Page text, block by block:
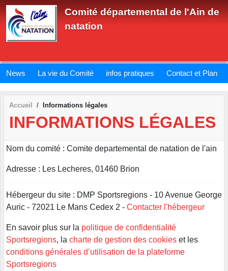
Comité départemental de l'Ain de
natation
News La vie du Comité infos pratiques Contact et Plan
Accueil Informations légales
INFORMATIONS LÉGALES
Nom du comité : Comite departemental de natation de l'ain
Adresse : Les Lecheres, 01460 Brion
Hébergeur du site : DMP Sportsregions - 10 Avenue George
Auric - 72021 Le Mans Cedex 2 - Contacter l'hébergeur
En savoir plus sur la politique de confidentialité
Sportsregions, la charte de gestion des cookies et les
conditions générales d’utilisation de la plateforme
Sportsregions
Panneau de gestion des cookies